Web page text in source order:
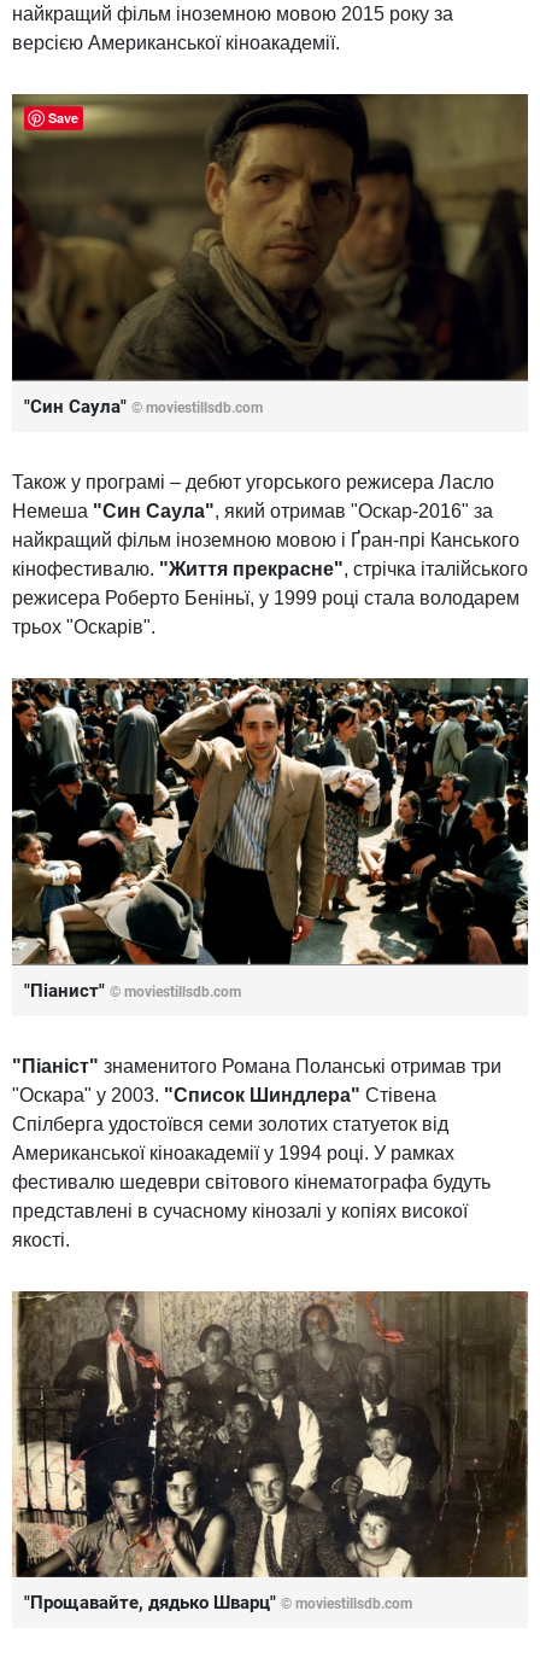
найкращий фільм іноземною мовою 2015 року за
версією Американської кіноакадемії.
"Син Саула" © moviestillsdb.com
Також у програмі – дебют угорського режисера Ласло
Немеша "Син Саула", який отримав "Оскар-2016" за
найкращий фільм іноземною мовою і Ґран-прі Канського
кінофестивалю. "Життя прекрасне", стрічка італійського
режисера Роберто Беніньї, у 1999 році стала володарем
трьох "Оскарів".
"Піанист" © moviestillsdb.com
"Піаніст" знаменитого Романа Поланські отримав три
"Оскара" у 2003. "Список Шиндлера" Стівена
Спілберга удостоївся семи золотих статуеток від
Американської кіноакадемії у 1994 році. У рамках
фестивалю шедеври світового кінематографа будуть
представлені в сучасному кінозалі у копіях високої
якості.
"Прощавайте, дядько Шварц" © moviestillsdb.com
Save